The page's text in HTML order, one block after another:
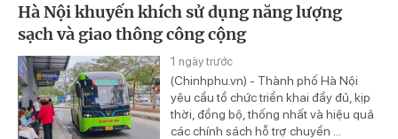
Hà Nội khuyến khích sử dụng năng lượng
sạch và giao thông công cộng
1 ngày trước
(Chinhphu.vn) - Thành phố Hà Nội
yêu cầu tổ chức triển khai đầy đủ, kịp
thời, đồng bộ, thống nhất và hiệu quả
các chính sách hỗ trợ chuyển ...